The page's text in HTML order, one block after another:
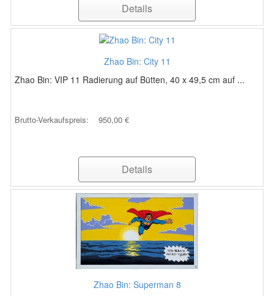
Details
Zhao Bin: City 11
Zhao Bin: VIP 11 Radierung auf Bütten, 40 x 49,5 cm auf ...
Brutto-Verkaufspreis: 950,00 €
Details
Zhao Bin: Superman 8